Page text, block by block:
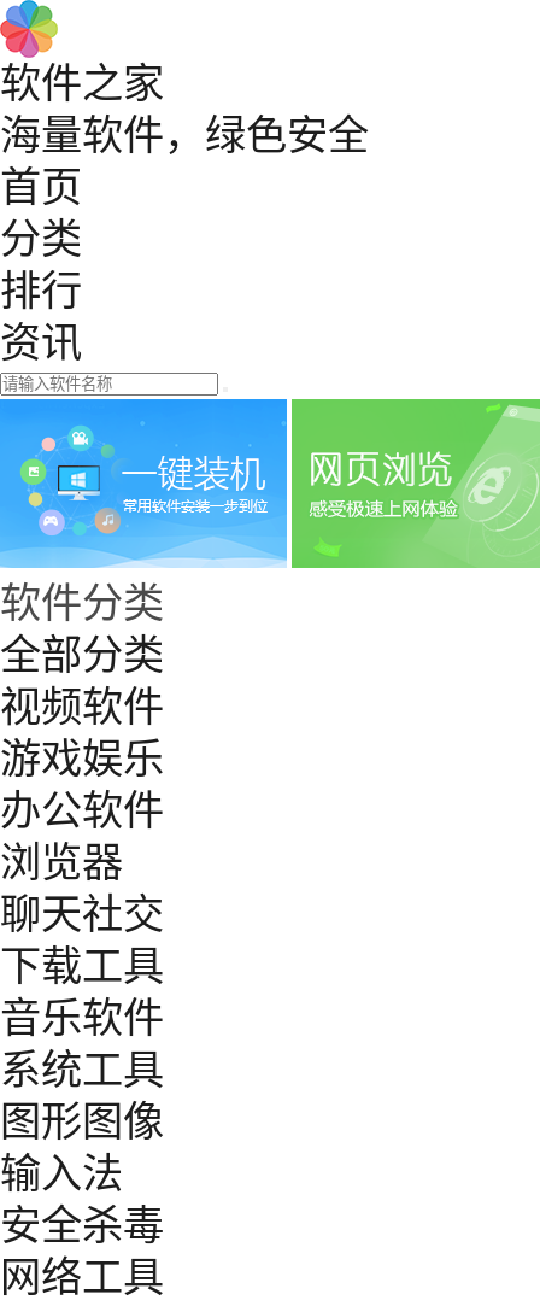
软件之家
海量软件，绿色安全
首页
分类
排行
资讯
软件分类
全部分类
视频软件
游戏娱乐
办公软件
浏览器
聊天社交
下载工具
音乐软件
系统工具
图形图像
输入法
安全杀毒
网络工具